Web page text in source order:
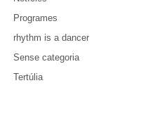
Programes
rhythm is a dancer
Sense categoria
Tertúlia